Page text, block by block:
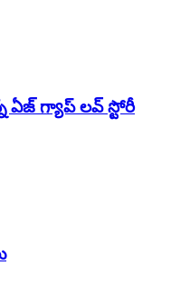
ఏజ్ గ్యాప్ లవ్ స్టోరీ